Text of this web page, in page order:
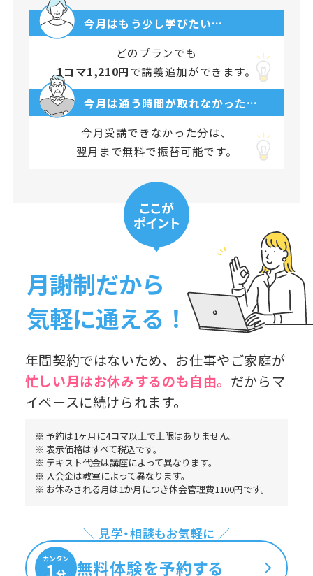
今月はもう少し学びたい…
どのプランでも
1コマ1,210円で講義追加ができます。
今月は通う時間が取れなかった…
今月受講できなかった分は、
翌月まで無料で振替可能です。
月謝制だから
気軽に通える！
年間契約ではないため、お仕事やご家庭が
忙しい月はお休みするのも自由。 だからマ
イペースに続けられます。
※ 予約は1ヶ月に4コマ以上で上限はありません。
※ 表示価格はすべて税込です。
※ テキスト代金は講座によって異なります。
※ 入会金は教室によって異なります。
※ お休みされる月は1か月につき休会管理費1100円です。
＼ 見学・相談もお気軽に ／
カンタン
1 無料体験を予約する